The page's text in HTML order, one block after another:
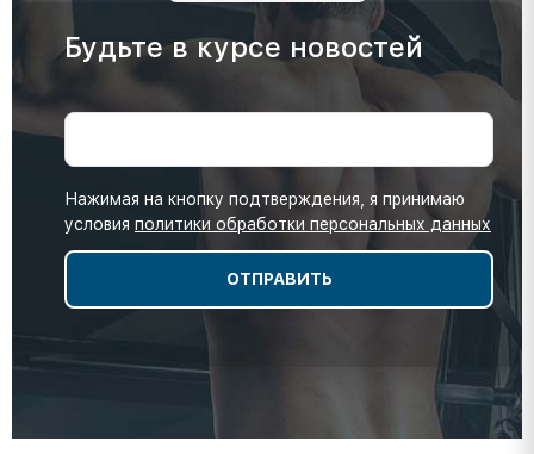
Будьте в курсе новостей
Нажимая на кнопку подтверждения, я принимаю
условия политики обработки персональных данных